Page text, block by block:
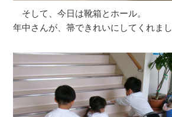
そして、今日は靴箱とホール。
年中さんが、箒できれいにしてくれまし